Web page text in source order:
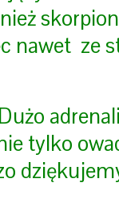
nawet ze
tylko